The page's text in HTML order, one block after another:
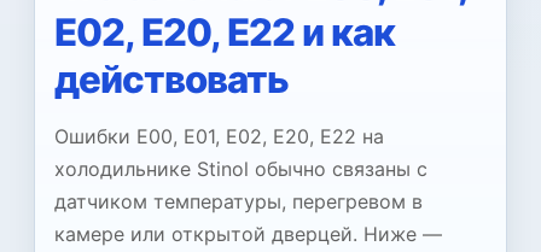
E02, E20, E22 и как
действовать
Ошибки E00, E01, E02, E20, E22 на
холодильнике Stinol обычно связаны с
датчиком температуры, перегревом в
камере или открытой дверцей. Ниже —